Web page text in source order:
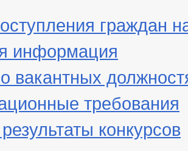
граждан
информация
вакантных
требования
конкурсов